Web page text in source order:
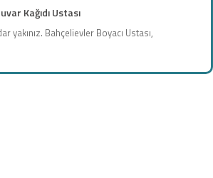
Kağıdı Ustası
yakınız. Bahçelievler Boyacı Ustası,